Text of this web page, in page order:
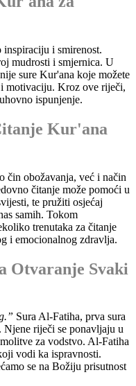
i smirenost.
mudrosti i smjernica. U
sure Kur'ana koje možete
motivaciju. Kroz ove riječi,
ispunjenje.
Kur'ana
čin obožavanja, već i način
čitanje može pomoći u
te pružiti osjećaj
samih. Tokom
trenutaka za čitanje
i emocionalnog zdravlja.
Otvaranje Svaki
Sura Al-Fatiha, prva sura
Njene riječi se ponavljaju u
za vodstvo. Al-Fatiha
vodi ka ispravnosti.
se na Božiju prisutnost